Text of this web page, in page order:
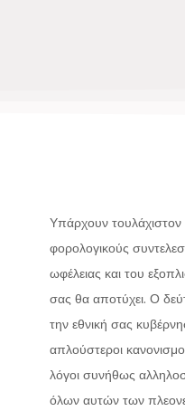
Υπάρχουν τουλάχιστον
φορολογικούς
ωφέλειας και του
σας θα αποτύχει. Ο
την εθνική σας
απλούστεροι
λόγοι συνήθως
όλων αυτών των